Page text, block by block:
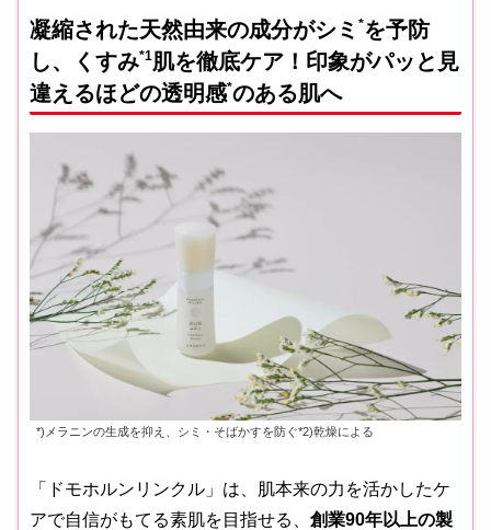
凝縮された天然由来の成分がシミ *を予防
し、くすみ*1肌を徹底ケア！印象がパッと見
違えるほどの透明感*のある肌へ
*)メラニンの生成を抑え、シミ・そばかすを防ぐ*2)乾燥による
「ドモホルンリンクル」は、肌本来の力を活かしたケ
アで自信がもてる素肌を目指せる、 創業90年以上の製